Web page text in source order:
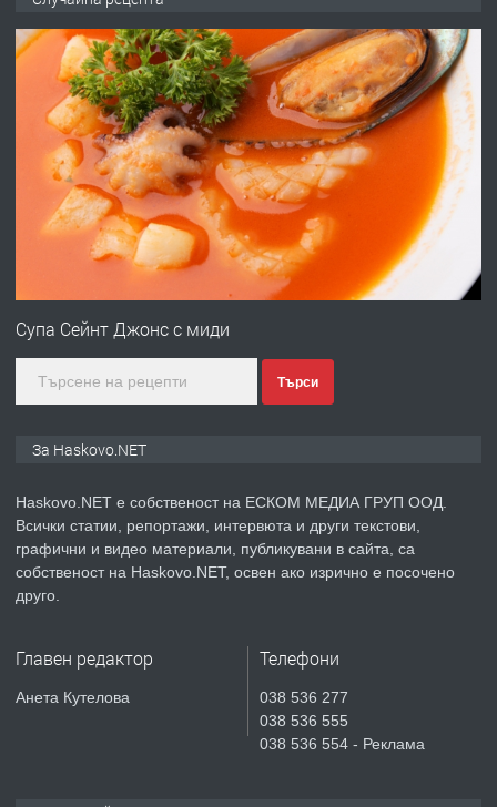
преди 4 дни
ПРЕДЛАГА
№4120 Магазин/Офис под наем в кв.
Любен Каравелов, Хасково-близо до
градската градина!
преди 4 дни
ПРОСТОРЕН ТРИСТАЕН
КУБА
преди 5 дни
ПРЕДЛАГА СГЛОБЯВАНЕ НА МЕБЕЛИ.
№4119 Едностаен обзаведен
Супа Сейнт Джонс с миди
Търси
За Haskovo.NET
Haskovo.NET е собственост на ЕСКОМ МЕДИА ГРУП ООД.
Всички статии, репортажи, интервюта и други текстови,
графични и видео материали, публикувани в сайта, са
собственост на Haskovo.NET, освен ако изрично е посочено
друго.
Главен редактор
Анета Кутелова
Телефони
038 536 277
038 536 555
038 536 554 - Реклама